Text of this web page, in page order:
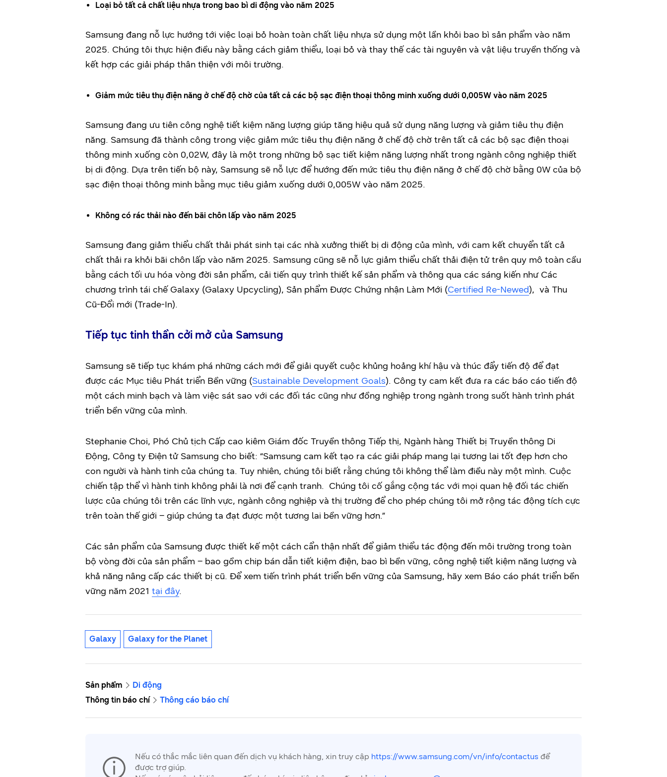
Loại bỏ tất cả chất liệu nhựa trong bao bì di động vào năm 2025
Samsung đang nỗ lực hướng tới việc loại bỏ hoàn toàn chất liệu nhựa sử dụng một lần khỏi bao bì sản phẩm vào năm
2025. Chúng tôi thực hiện điều này bằng cách giảm thiểu, loại bỏ và thay thế các tài nguyên và vật liệu truyền thống và
kết hợp các giải pháp thân thiện với môi trường.
Giảm mức tiêu thụ điện năng ở chế độ chờ của tất cả các bộ sạc điện thoại thông minh xuống dưới 0,005W vào năm 2025
Samsung đang ưu tiên công nghệ tiết kiệm năng lượng giúp tăng hiệu quả sử dụng năng lượng và giảm tiêu thụ điện
năng. Samsung đã thành công trong việc giảm mức tiêu thụ điện năng ở chế độ chờ trên tất cả các bộ sạc điện thoại
thông minh xuống còn 0,02W, đây là một trong những bộ sạc tiết kiệm năng lượng nhất trong ngành công nghiệp thiết
bị di động. Dựa trên tiến bộ này, Samsung sẽ nỗ lực để hướng đến mức tiêu thụ điện năng ở chế độ chờ bằng 0W của bộ
sạc điện thoại thông minh bằng mục tiêu giảm xuống dưới 0,005W vào năm 2025.
Không có rác thải nào đến bãi chôn lấp vào năm 2025
Samsung đang giảm thiểu chất thải phát sinh tại các nhà xưởng thiết bị di động của mình, với cam kết chuyển tất cả
chất thải ra khỏi bãi chôn lấp vào năm 2025. Samsung cũng sẽ nỗ lực giảm thiểu chất thải điện tử trên quy mô toàn cầu
bằng cách tối ưu hóa vòng đời sản phẩm, cải tiến quy trình thiết kế sản phẩm và thông qua các sáng kiến như Các
chương trình tái chế Galaxy (Galaxy Upcycling), Sản phẩm Được Chứng nhận Làm Mới (Certified Re-Newed), và Thu
Cũ-Đổi mới (Trade-In).
Tiếp tục tinh thần cởi mở của Samsung
Samsung sẽ tiếp tục khám phá những cách mới để giải quyết cuộc khủng hoảng khí hậu và thúc đẩy tiến độ để đạt
được các Mục tiêu Phát triển Bền vững (Sustainable Development Goals). Công ty cam kết đưa ra các báo cáo tiến độ
một cách minh bạch và làm việc sát sao với các đối tác cũng như đồng nghiệp trong ngành trong suốt hành trình phát
triển bền vững của mình.
Stephanie Choi, Phó Chủ tịch Cấp cao kiêm Giám đốc Truyền thông Tiếp thị, Ngành hàng Thiết bị Truyền thông Di
Động, Công ty Điện tử Samsung cho biết: “Samsung cam kết tạo ra các giải pháp mang lại tương lai tốt đẹp hơn cho
con người và hành tinh của chúng ta. Tuy nhiên, chúng tôi biết rằng chúng tôi không thể làm điều này một mình. Cuộc
chiến tập thể vì hành tinh không phải là nơi để cạnh tranh. Chúng tôi cố gắng cộng tác với mọi quan hệ đối tác chiến
lược của chúng tôi trên các lĩnh vực, ngành công nghiệp và thị trường để cho phép chúng tôi mở rộng tác động tích cực
trên toàn thế giới – giúp chúng ta đạt được một tương lai bền vững hơn.”
Các sản phẩm của Samsung được thiết kế một cách cẩn thận nhất để giảm thiểu tác động đến môi trường trong toàn
bộ vòng đời của sản phẩm – bao gồm chip bán dẫn tiết kiệm điện, bao bì bền vững, công nghệ tiết kiệm năng lượng và
khả năng nâng cấp các thiết bị cũ. Để xem tiến trình phát triển bền vững của Samsung, hãy xem Báo cáo phát triển bền
vững năm 2021 tại đây.
Galaxy Galaxy for the Planet
Sản phẩm
Di động
Thông tin báo chí
Thông cáo báo chí
Nếu có thắc mắc liên quan đến dịch vụ khách hàng, xin truy cập https://www.samsung.com/vn/info/contactus để
được trợ giúp.